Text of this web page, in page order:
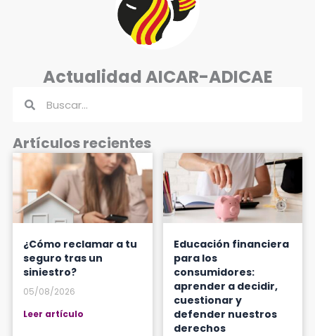
Actualidad AICAR-ADICAE
Artículos recientes
¿Cómo reclamar a tu
seguro tras un
siniestro?
05/08/2026
Leer artículo
Educación financiera
para los
consumidores:
aprender a decidir,
cuestionar y
defender nuestros
derechos